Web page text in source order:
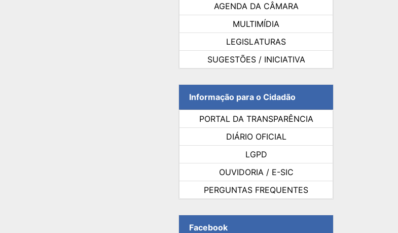
AGENDA DA CÂMARA
MULTIMÍDIA
LEGISLATURAS
SUGESTÕES / INICIATIVA
Informação para o Cidadão
PORTAL DA TRANSPARÊNCIA
DIÁRIO OFICIAL
LGPD
OUVIDORIA / E-SIC
PERGUNTAS FREQUENTES
Facebook